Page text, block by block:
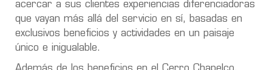
acercar a sus clientes experiencias diferenciadoras
que vayan más allá del servicio en sí, basadas en
exclusivos beneficios y actividades en un paisaje
único e inigualable.